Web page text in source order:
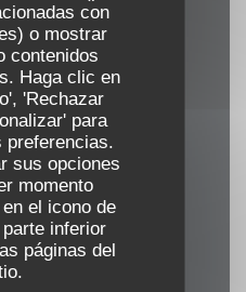
con
o mostrar
contenidos
Haga clic en
'Rechazar
para
preferencias.
sus opciones
momento
el icono de
inferior
páginas del
Pay, Efectivo, Visa,
Tarjeta de Crédito
apertura
Mar